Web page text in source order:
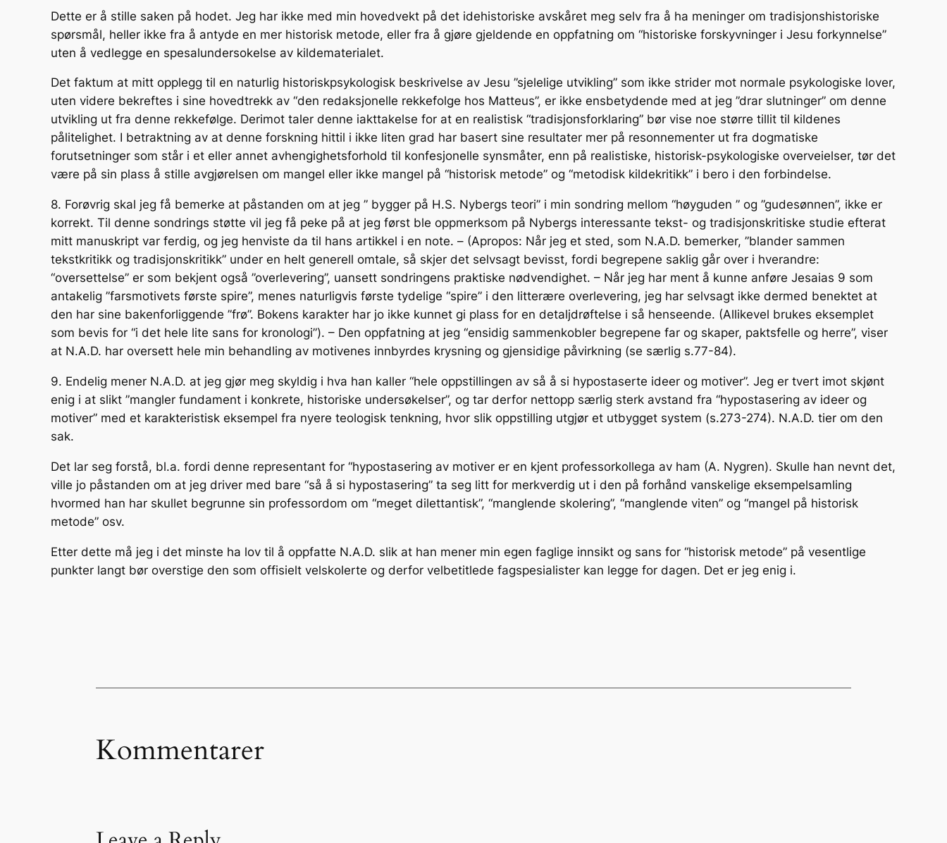
Dette er å stille saken på hodet. Jeg har ikke med min hovedvekt på det idehistoriske avskåret meg selv fra å ha meninger om tradisjonshistoriske
spørsmål, heller ikke fra å antyde en mer historisk metode, eller fra å gjøre gjeldende en oppfatning om “historiske forskyvninger i Jesu forkynnelse”
uten å vedlegge en spesalundersokelse av kildematerialet.
Det faktum at mitt opplegg til en naturlig historisk­psykologisk beskrivelse av Jesu ”sjelelige utvikling” som ikke strider mot normale psykologiske lover,
uten videre bekreftes i sine hovedtrekk av “den redaksjonelle rekkefolge hos Matteus”, er ikke ensbetydende med at jeg ”drar slutninger” om denne
utvikling ut fra denne rekkefølge. Derimot taler denne iakttakelse for at en realistisk “tradisjonsforklaring” bør vise noe større tillit til kildenes
pålitelighet. I betraktning av at denne forskning hittil i ikke liten grad har basert sine resultater mer på resonnementer ut fra dogmatiske
forutsetninger som står i et eller annet avhengighetsforhold til konfesjonelle synsmåter, enn på realistiske, historisk-psykologiske overveielser, tør det
være på sin plass å stille avgjørelsen om mangel eller ikke mangel på “historisk metode” og “metodisk kildekritikk” i bero i den forbindelse.
8. Forøvrig skal jeg få bemerke at påstanden om at jeg ” bygger på H.S. Nybergs teori” i min sondring mellom “høyguden ” og ”gudesønnen”, ikke er
korrekt. Til denne sondrings støtte vil jeg få peke på at jeg først ble oppmerksom på Nybergs interessante tekst- og tradisjonskritiske studie efterat
mitt manuskript var ferdig, og jeg henviste da til hans artikkel i en note. – (Apropos: Når jeg et sted, som N.A.D. bemerker, ”blander sammen
tekstkritikk og tradisjonskritikk” under en helt generell omtale, så skjer det selvsagt bevisst, fordi begrepene saklig går over i hverandre:
“oversettelse” er som bekjent også ”overlevering”, uansett sondringens praktiske nødvendighet. – Når jeg har ment å kunne anføre Jesaias 9 som
antakelig ”farsmotivets første spire”, menes naturligvis første tydelige “spire” i den litterære overlevering, jeg har selvsagt ikke dermed benektet at
den har sine bakenforliggende ”frø”. Bokens karakter har jo ikke kunnet gi plass for en detaljdrøftelse i så henseende. (Allikevel brukes eksemplet
som bevis for “i det hele lite sans for kronologi”). – Den oppfatning at jeg “ensidig sammenkobler begrepene far og skaper, paktsfelle og herre”, viser
at N.A.D. har oversett hele min behandling av motivenes innbyrdes krysning og gjensidige påvirkning (se særlig s.77-84).
9. Endelig mener N.A.D. at jeg gjør meg skyldig i hva han kaller “hele oppstillingen av så å si hypostaserte ideer og motiver”. Jeg er tvert imot skjønt
enig i at slikt ”mangler fundament i konkrete, historiske undersøkelser”, og tar derfor nettopp særlig sterk avstand fra “hypostasering av ideer og
motiver” med et karakteristisk eksempel fra nyere teologisk tenkning, hvor slik oppstilling utgjør et utbygget system (s.273-274). N.A.D. tier om den
sak.
Det lar seg forstå, bl.a. fordi denne representant for “hypostasering av motiver er en kjent professorkollega av ham (A. Nygren). Skulle han nevnt det,
ville jo påstanden om at jeg driver med bare “så å si hypostasering” ta seg litt for merkverdig ut i den på forhånd vanskelige eksempelsamling
hvormed han har skullet begrunne sin professordom om “meget dilettantisk”, “manglende skolering”, “manglende viten” og “mangel på historisk
metode” osv.
Etter dette må jeg i det minste ha lov til å oppfatte N.A.D. slik at han mener min egen faglige innsikt og sans for “historisk metode” på vesentlige
punkter langt bør overstige den som offisielt velskolerte og derfor velbetitlede fagspesialister kan legge for dagen. Det er jeg enig i.
Kommentarer